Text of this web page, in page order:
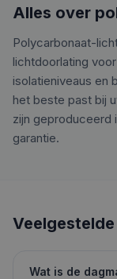
Alles over
Polycarbonaat-
lichtdoorlating
isolatieniveaus en
het beste past bij
zijn geproduceerd
garantie.
Wat is de